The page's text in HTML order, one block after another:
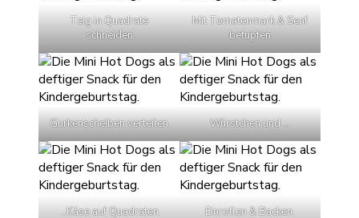
Teig in Quadrate
schneiden
Mit Tomatenmark & Senf
betupfen
Gurkenscheiben verteilen Würstchen und …
…Käse auf Quadraten
Einrollen & Backen.